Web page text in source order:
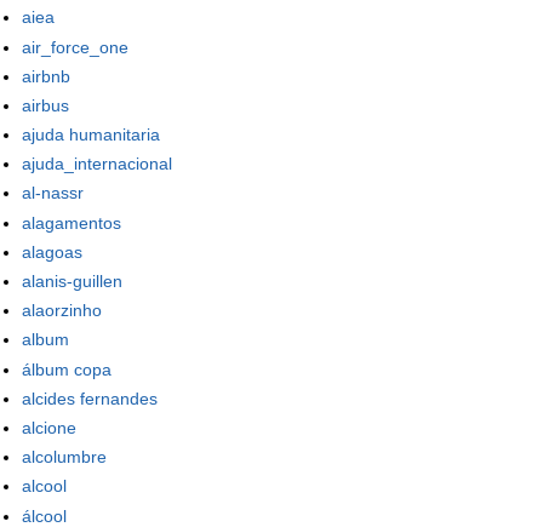
aiea
air_force_one
airbnb
airbus
ajuda humanitaria
ajuda_internacional
al-nassr
alagamentos
alagoas
alanis-guillen
alaorzinho
album
álbum copa
alcides fernandes
alcione
alcolumbre
alcool
álcool